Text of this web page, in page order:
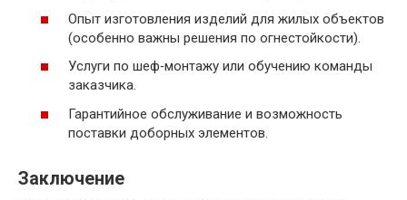
Опыт изготовления изделий для жилых объектов
(особенно важны решения по огнестойкости).
Услуги по шеф‑монтажу или обучению команды
заказчика.
Гарантийное обслуживание и возможность
поставки доборных элементов.
Заключение